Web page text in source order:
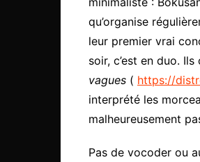
qu’organise
leur premier vrai
soir, c’est en duo.
vagues ( https://
interprété les
malheureusement
Pas de vocoder ou